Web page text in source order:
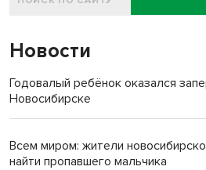
Новости
Годовалый ребёнок оказался
Новосибирске
Всем миром: жители
найти пропавшего мальчика